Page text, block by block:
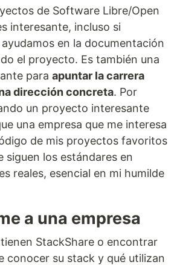
de Software Libre/Open
interesante, incluso si
en la documentación
el proyecto. Es también una
para apuntar la carrera
dirección concreta. Por
un proyecto interesante
una empresa que me interesa
de mis proyectos favoritos
siguen los estándares en
reales, esencial en mi humilde
a una empresa
StackShare o encontrar
conocer su stack y qué utilizan